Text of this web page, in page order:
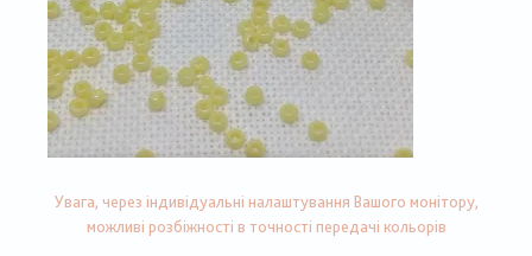
Увага, через індивідуальні налаштування Вашого монітору,
можливі розбіжності в точності передачі кольорів